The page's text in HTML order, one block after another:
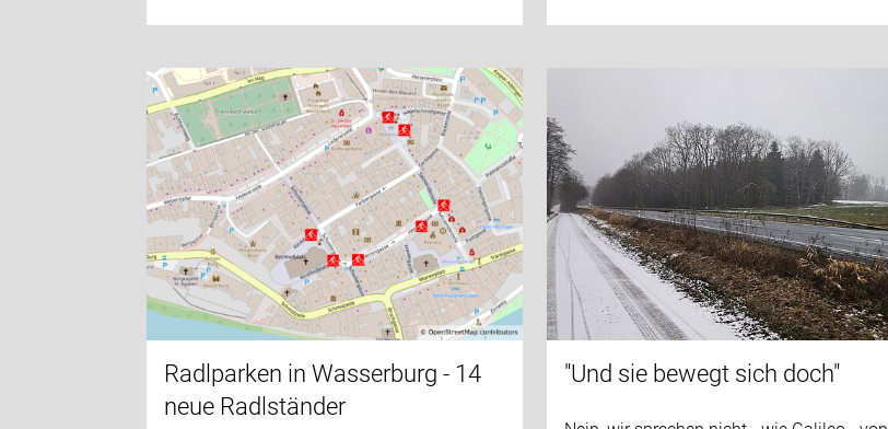
Radlparken in Wasserburg - 14
neue Radlständer
"Und sie bewegt sich doch"